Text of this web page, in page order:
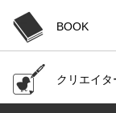
BOOK
クリエイタ